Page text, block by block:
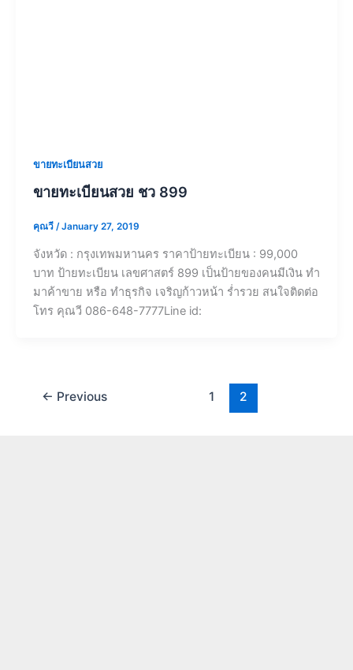
ขายทะเบียนสวย
ขายทะเบียนสวย ชว 899
คุณวี /January 27, 2019
จังหวัด : กรุงเทพมหานคร ราคาป้ายทะเบียน : 99,000
บาท ป้ายทะเบียน เลขศาสตร์ 899 เป็นป้ายของคนมีเงิน ทำ
มาค้าขาย หรือ ทำธุรกิจ เจริญก้าวหน้า ร่ำรวย สนใจติดต่อ
โทร คุณวี 086-648-7777Line id:
← Previous 1 2